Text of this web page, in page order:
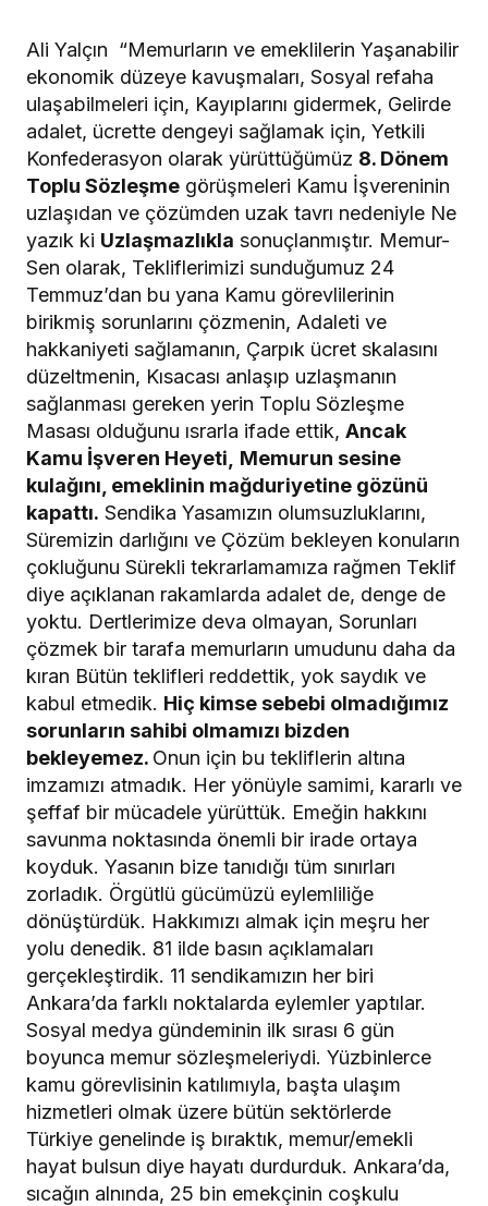
Ali Yalçın “Memurların ve emeklilerin Yaşanabilir
ekonomik düzeye kavuşmaları, Sosyal refaha
ulaşabilmeleri için, Kayıplarını gidermek, Gelirde
adalet, ücrette dengeyi sağlamak için, Yetkili
Konfederasyon olarak yürüttüğümüz 8. Dönem
Toplu Sözleşme görüşmeleri Kamu İşvereninin
uzlaşıdan ve çözümden uzak tavrı nedeniyle Ne
yazık ki Uzlaşmazlıkla sonuçlanmıştır. Memur-
Sen olarak, Tekliflerimizi sunduğumuz 24
Temmuz’dan bu yana Kamu görevlilerinin
birikmiş sorunlarını çözmenin, Adaleti ve
hakkaniyeti sağlamanın, Çarpık ücret skalasını
düzeltmenin, Kısacası anlaşıp uzlaşmanın
sağlanması gereken yerin Toplu Sözleşme
Masası olduğunu ısrarla ifade ettik, Ancak
Kamu İşveren Heyeti,
Memurun sesine
kulağını, emeklinin mağduriyetine gözünü
kapattı. Sendika Yasamızın olumsuzluklarını,
Süremizin darlığını ve Çözüm bekleyen konuların
çokluğunu Sürekli tekrarlamamıza rağmen Teklif
diye açıklanan rakamlarda adalet de, denge de
yoktu. Dertlerimize deva olmayan, Sorunları
çözmek bir tarafa memurların umudunu daha da
kıran Bütün teklifleri reddettik, yok saydık ve
kabul etmedik. Hiç kimse sebebi olmadığımız
sorunların sahibi olmamızı bizden
bekleyemez. Onun için bu tekliflerin altına
imzamızı atmadık. Her yönüyle samimi, kararlı ve
şeffaf bir mücadele yürüttük. Emeğin hakkını
savunma noktasında önemli bir irade ortaya
koyduk. Yasanın bize tanıdığı tüm sınırları
zorladık. Örgütlü gücümüzü eylemliliğe
dönüştürdük. Hakkımızı almak için meşru her
yolu denedik. 81 ilde basın açıklamaları
gerçekleştirdik. 11 sendikamızın her biri
Ankara’da farklı noktalarda eylemler yaptılar.
Sosyal medya gündeminin ilk sırası 6 gün
boyunca memur sözleşmeleriydi. Yüzbinlerce
kamu görevlisinin katılımıyla, başta ulaşım
hizmetleri olmak üzere bütün sektörlerde
Türkiye genelinde iş bıraktık, memur/emekli
hayat bulsun diye hayatı durdurduk. Ankara’da,
sıcağın alnında, 25 bin emekçinin coşkulu